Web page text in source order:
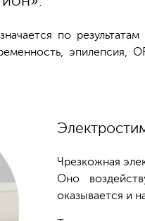
по
эпилепсия,
Чрезкожная
Оно
оказывается и